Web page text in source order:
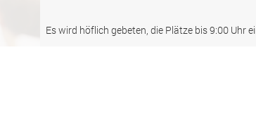
Es wird höflich gebeten, die Plätze bis 9:00 Uhr